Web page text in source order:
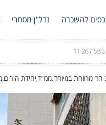
להשכרה נדל"ן מסחרי
בשעה 11:26